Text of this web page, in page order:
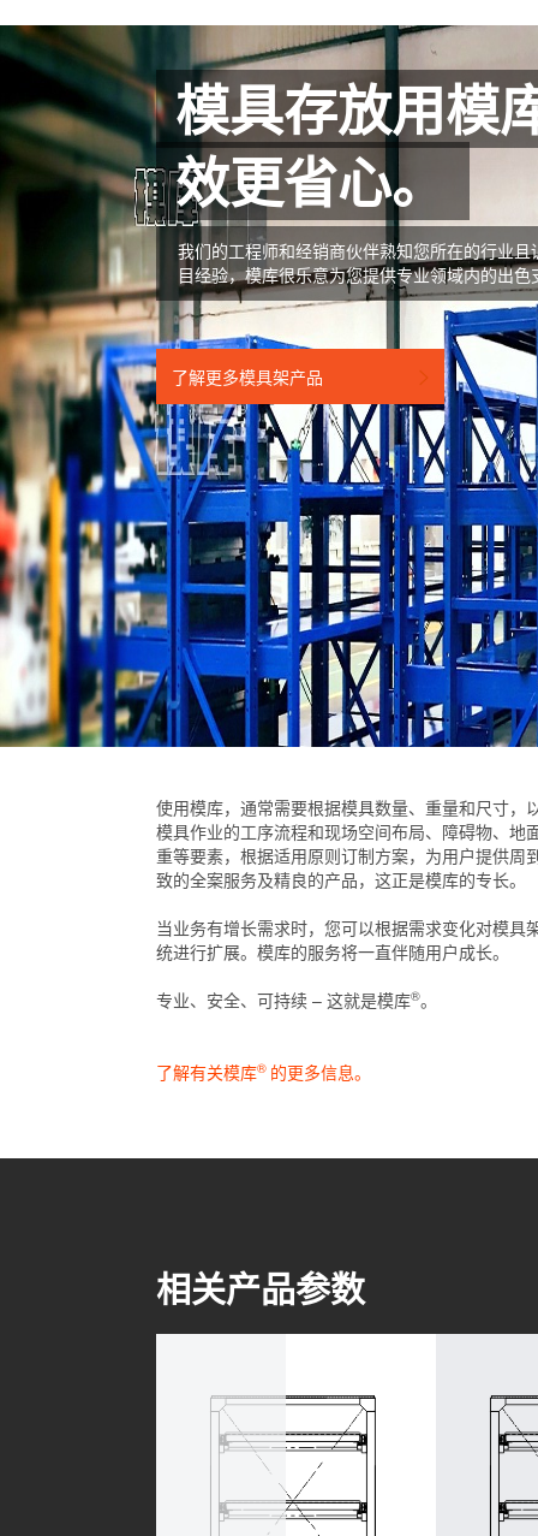
模具存放用模
效更省心。
我们的工程师和经销商伙伴熟知您所在的行业
目经验，模库很乐意为您提供专业领域内的出色
了解更多模具架产品
使用模库，通常需要根据模具数量、重量和尺寸，
模具作业的工序流程和现场空间布局、障碍物、地
重等要素，根据适用原则订制方案，为用户提供周
致的全案服务及精良的产品，这正是模库的专长。
当业务有增长需求时，您可以根据需求变化对模具
统进行扩展。模库的服务将一直伴随用户成长。
专业、安全、可持续 – 这就是模库®。
了解有关模库® 的更多信息。
相关产品参数